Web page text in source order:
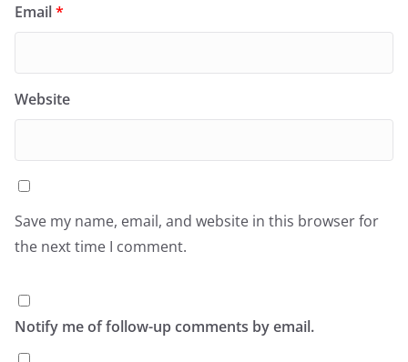
Email*
Website
Save my name, email, and website in this browser for
the next time I comment.
Notify me of follow-up comments by email.